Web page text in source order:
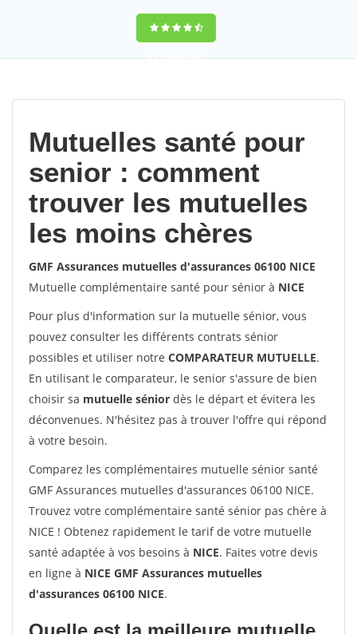
9,2(100%)452
Mutuelles santé pour
senior : comment
trouver les mutuelles
les moins chères
GMF Assurances mutuelles d'assurances 06100 NICE
Mutuelle complémentaire santé pour sénior à NICE
Pour plus d'information sur la mutuelle sénior, vous
pouvez consulter les différents contrats sénior
possibles et utiliser notre COMPARATEUR MUTUELLE.
En utilisant le comparateur, le senior s'assure de bien
choisir sa mutuelle sénior dès le départ et évitera les
déconvenues. N'hésitez pas à trouver l'offre qui répond
à votre besoin.
Comparez les complémentaires mutuelle sénior santé
GMF Assurances mutuelles d'assurances 06100 NICE.
Trouvez votre complémentaire santé sénior pas chère à
NICE ! Obtenez rapidement le tarif de votre mutuelle
santé adaptée à vos besoins à NICE. Faites votre devis
en ligne à NICE GMF Assurances mutuelles
d'assurances 06100 NICE.